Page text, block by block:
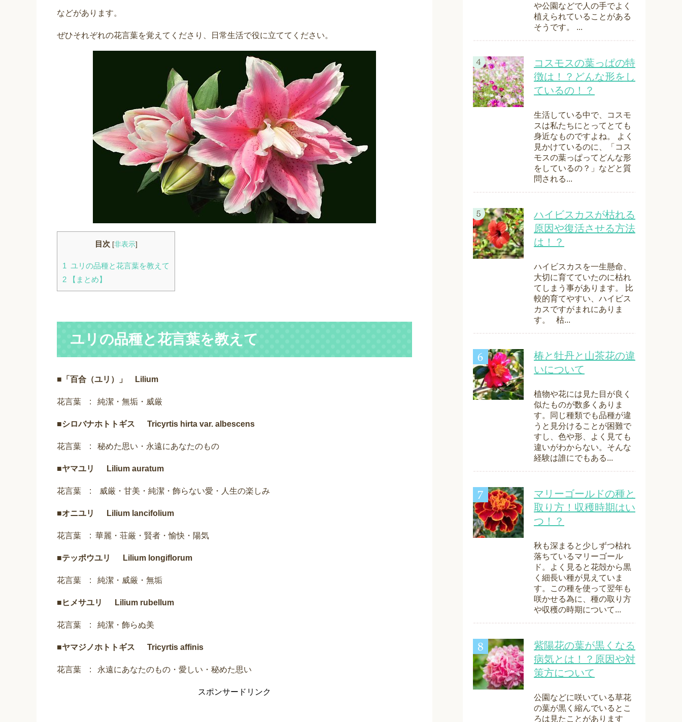
などがあります。
ぜひそれぞれの花言葉を覚えてくださり、日常生活で役に立ててください。
目次 [非表示]
1
ユリの品種と花言葉を教えて
2 【まとめ】
ユリの品種と花言葉を教えて
■ 「百合（ユリ）」 Lilium
花言葉 : 純潔・無垢・威厳
■シロバナホトトギス Tricyrtis hirta var. albescens
花言葉 : 秘めた思い・永遠にあなたのもの
■ヤマユリ Lilium auratum
花言葉 : 威厳・甘美・純潔・飾らない愛・人生の楽しみ
■オニユリ Lilium lancifolium
花言葉 : 華麗・荘厳・賢者・愉快・陽気
■テッポウユリ Lilium longiflorum
花言葉 : 純潔・威厳・無垢
■ ヒメサユリ Lilium rubellum
花言葉 : 純潔・飾らぬ美
■ヤマジノホトトギス Tricyrtis affinis
花言葉 : 永遠にあなたのもの・愛しい・秘めた思い
スポンサードリンク
や公園などで人の手でよく
植えられていることがある
そうです。 ...
コスモスの葉っぱの特
徴は！？どんな形をし
ているの！？
生活している中で、コスモ
スは私たちにとってとても
身近なものですよね。 よく
見かけているのに、「コス
モスの葉っぱってどんな形
をしているの？」などと質
問される...
ハイビスカスが枯れる
原因や復活させる方法
は！？
ハイビスカスを一生懸命、
大切に育てていたのに枯れ
てしまう事があります。 比
較的育てやすい、ハイビス
カスですがまれにありま
す。 枯...
椿と牡丹と山茶花の違
いについて
植物や花には見た目が良く
似たものが数多くありま
す。同じ種類でも品種が違
うと見分けることが困難で
すし、色や形、よく見ても
違いがわからない。そんな
経験は誰にでもある...
マリーゴールドの種と
取り方！収穫時期はい
つ！？
秋も深まると少しずつ枯れ
落ちているマリーゴール
ド。よく見ると花殻から黒
く細長い種が見えていま
す。この種を使って翌年も
咲かせる為に、種の取り方
や収穫の時期について...
紫陽花の葉が黒くなる
病気とは！？原因や対
策方について
公園などに咲いている草花
の葉が黒く縮んでいるとこ
ろは見たことがあります